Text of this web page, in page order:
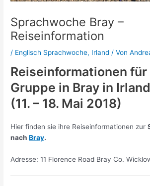
Sprachwoche Bray –
Reiseinformation
/ Englisch Sprachwoche, Irland / Von
Reiseinformationen für
Gruppe in Bray in Irland
(11. – 18. Mai 2018)
Hier finden sie ihre Reiseinformationen zur
nachBray.
Adresse: 11 Florence Road Bray Co.